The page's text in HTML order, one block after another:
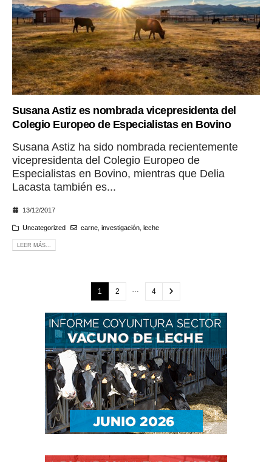
Susana Astiz es nombrada vicepresidenta del
Colegio Europeo de Especialistas en Bovino
Susana Astiz ha sido nombrada recientemente
vicepresidenta del Colegio Europeo de
Especialistas en Bovino, mientras que Delia
Lacasta también es...
13/12/2017
Uncategorized carne, investigación, leche
LEER MÁS...
1 2 … 4